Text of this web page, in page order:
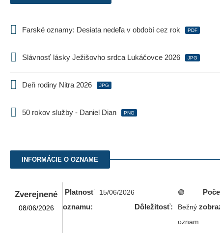
Farské oznamy: Desiata nedeľa v období cez rok PDF
Slávnosť lásky Ježišovho srdca Lukáčovce 2026 JPG
Deň rodiny Nitra 2026 JPG
50 rokov služby - Daniel Dian PNG
INFORMÁCIE O OZNAME
Zverejnené
08/06/2026
Platnosť
oznamu:
15/06/2026
Dôležitosť:
🟢
Bežný
oznam